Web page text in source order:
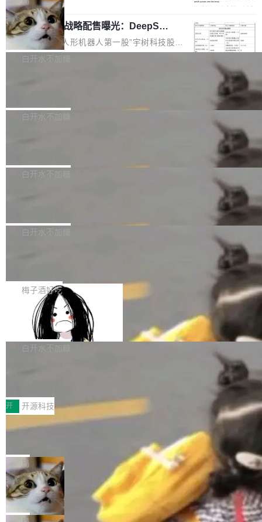
家基线 95.4%。 不是又一个 coding agent 包装
器 Prime Agent 的架构和市面上大多数 coding
agent 有本质区别。大多数 agent harness 的设
计是基于早期模型的能力—...
是项目级别的官方立场，目前由五个团队采纳，
但它可能是主流开源项目中关于 AI 辅助贡献最
细致的一份规则。 政策的核心只有一句话：LLM
可以用来分析、提炼、审阅、建议，但不能用来
不得生成涉及安全性的关键变更，除非作者本身
宇树科技 IPO 战略配售曝光：DeepSe
ek 获配 93.3 万股，锁定 36 个月
8月6日晚间，“人形机器人第一股”宇树科技股份
有限公司披露IPO发行价格及战略配售结果，杭
36个月。 公告显示，本次宇树科技战略配售对
员工参与设立的专项资产管理计划。其中，Dee
获配9...
白开水不加糖
Bug fixes and enhancements 修复多次传递同
一个回归问题，该问题导致拉取镜像时会拒绝包
题，该问题可能导致在旧版 Linux 内核...
白开水不加糖
e 孵化器项目管理委员会（IPMC）投票中获得
P）！这一里程碑不仅标志着 Fluss 迈入新的发
白开水不加糖
长期停止内容更新，未能实现其作为“AI版维基百
提交的编辑请求也长期处于待处理状态。 Groki
pedia 于去年底上线，定位为由人工智能生成内
容的百科平台，被马斯克视为传统众包百科网站
维基百科的替代方案。Lawfare 调查发现，无论
热门页面还是低关注度页面，均未出现近期更
白开水不加糖
是这样的：配 MessageSource 的 Bean、写 R
eloadableResourceBundleMessageSource、
声明 LocaleResolver、注册 LocaleChangeInt
erceptor…五六步之后才能看到第一行翻译文
本。 Solon 换了个方式。整个 i18n 模块围绕三
梅子酒好吃
Apache Doris 4.1 全面增强 Iceberg：
支持 UPDATE、MERGE INTO 与 Iceb
erg V3
Apache Doris 4.1 要补齐的，正是缺失的那一
半。在已有查询能力的基础上，Doris 进一步支
常维护操作，并完整支持 Iceberg V3 格式。
白开水不加糖
村国家自主创新示范区会议中心开幕。本届大会
由中关村智联软件服务业质量创新联盟主办，以
“智构可信·质创未来——AI原生时代的质量新范
式”为主题，直面AI从实验室走向规模化产业落地
的核心质量命题。会上，《2026智能研发生产力
工具选型手册》发布，Testin云测的Testin XAge
nt智能测试系统入选AI测试领域代表产品。对CI
O而言，这提示了一个转变：AI测试正在从效率
工具升级为企业的质量基础设施。 CIO面对的新
开 开源科技
让非法状态不可表示：一篇关于 ADT
有一种东西，一旦用过就回不去了。Alex Fedos
eev 管它叫"软件设计的基石"。 他说的东西不新
鲜——代数数据类型（ADT），尤其是和类型
（sum type）。但他说清楚了一件事：这不是类
型系统的学术体操，是日常编码的思维方式。 文
章从一个简单的例子切入。一个网站的深色主题
局
Cloudflare 开源内部企业 AI 平台 Clou
dflare OS
Cloudflare 发布了一个开源项目 Cloudflare O
S。如果你只看官方博客，你会觉得这是又一